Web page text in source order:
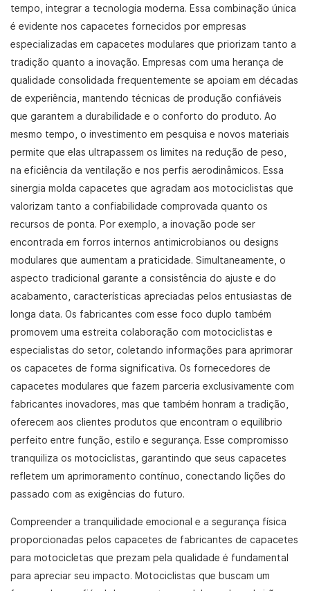
tempo, integrar a tecnologia moderna. Essa combinação única
é evidente nos capacetes fornecidos por empresas
especializadas em capacetes modulares que priorizam tanto a
tradição quanto a inovação. Empresas com uma herança de
qualidade consolidada frequentemente se apoiam em décadas
de experiência, mantendo técnicas de produção confiáveis ​​
que garantem a durabilidade e o conforto do produto. Ao
mesmo tempo, o investimento em pesquisa e novos materiais
permite que elas ultrapassem os limites na redução de peso,
na eficiência da ventilação e nos perfis aerodinâmicos. Essa
sinergia molda capacetes que agradam aos motociclistas que
valorizam tanto a confiabilidade comprovada quanto os
recursos de ponta. Por exemplo, a inovação pode ser
encontrada em forros internos antimicrobianos ou designs
modulares que aumentam a praticidade. Simultaneamente, o
aspecto tradicional garante a consistência do ajuste e do
acabamento, características apreciadas pelos entusiastas de
longa data. Os fabricantes com esse foco duplo também
promovem uma estreita colaboração com motociclistas e
especialistas do setor, coletando informações para aprimorar
os capacetes de forma significativa. Os fornecedores de
capacetes modulares que fazem parceria exclusivamente com
fabricantes inovadores, mas que também honram a tradição,
oferecem aos clientes produtos que encontram o equilíbrio
perfeito entre função, estilo e segurança. Esse compromisso
tranquiliza os motociclistas, garantindo que seus capacetes
refletem um aprimoramento contínuo, conectando lições do
passado com as exigências do futuro.
Compreender a tranquilidade emocional e a segurança física
proporcionadas pelos capacetes de fabricantes de capacetes
para motocicletas que prezam pela qualidade é fundamental
para apreciar seu impacto. Motociclistas que buscam um